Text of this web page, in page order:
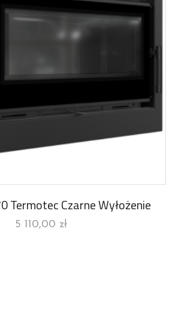
Termotec Czarne Wyłożenie
5 110,00 zł